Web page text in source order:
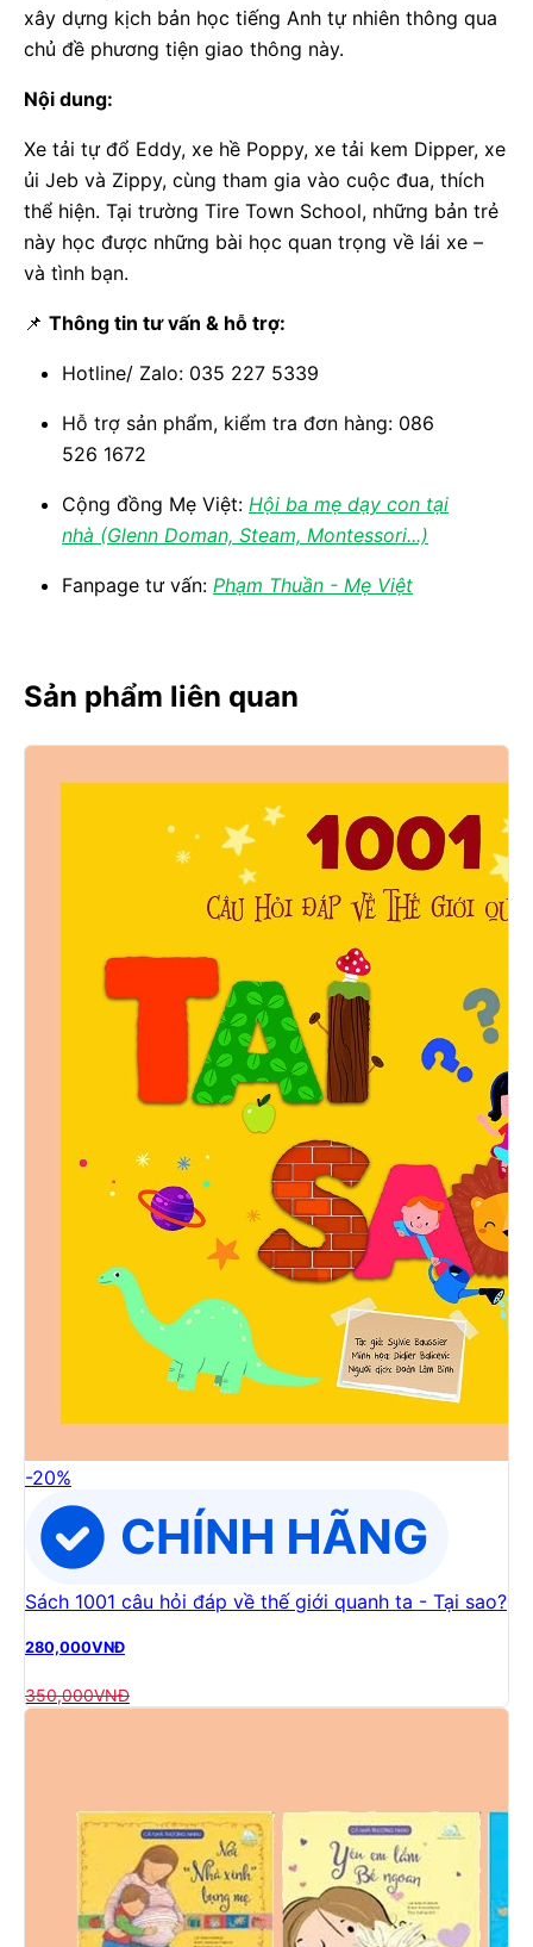
xây dựng kịch bản học tiếng Anh tự nhiên thông qua
chủ đề phương tiện giao thông này.
Nội dung:
Xe tải tự đổ Eddy, xe hề Poppy, xe tải kem Dipper, xe
ủi Jeb và Zippy, cùng tham gia vào cuộc đua, thích
thể hiện. Tại trường Tire Town School, những bản trẻ
này học được những bài học quan trọng về lái xe –
và tình bạn.
📌 Thông tin tư vấn & hỗ trợ:
Hotline/ Zalo: 035 227 5339
Hỗ trợ sản phẩm, kiểm tra đơn hàng: 086
526 1672
Cộng đồng Mẹ Việt: Hội ba mẹ dạy con tại
nhà (Glenn Doman, Steam, Montessori...)
Fanpage tư vấn: Phạm Thuần - Mẹ Việt
Sản phẩm liên quan
-20%
Sách 1001 câu hỏi đáp về thế giới quanh ta - Tại sao?
280,000VNĐ
350,000VNĐ